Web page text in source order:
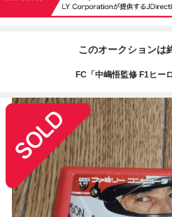
このオークションは
FC「中嶋悟監修 F1ヒー